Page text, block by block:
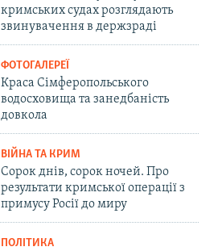
кримських судах розглядають
звинувачення в держзраді
ФОТОГАЛЕРЕЇ
Краса Сімферопольського
водосховища та занедбаність
довкола
ВІЙНА ТА КРИМ
Сорок днів, сорок ночей. Про
результати кримської операції з
примусу Росії до миру
ПОЛІТИКА